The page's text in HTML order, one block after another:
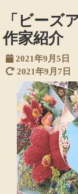
「ビーズ
作家紹介
2021年9月5日
2021年9月7日